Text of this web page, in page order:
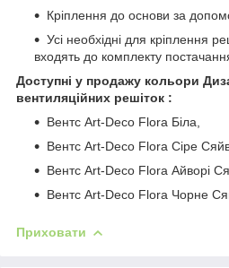
Кріплення до основи за
Усі необхідні для кріплення
входять до комплекту
Доступні у продажу кольори
вентиляційних решіток :
Вентс Art-Deco Flora Біла,
Вентс Art-Deco Flora Сіре
Вентс Art-Deco Flora Айворі
Вентс Art-Deco Flora Чорне
Приховати